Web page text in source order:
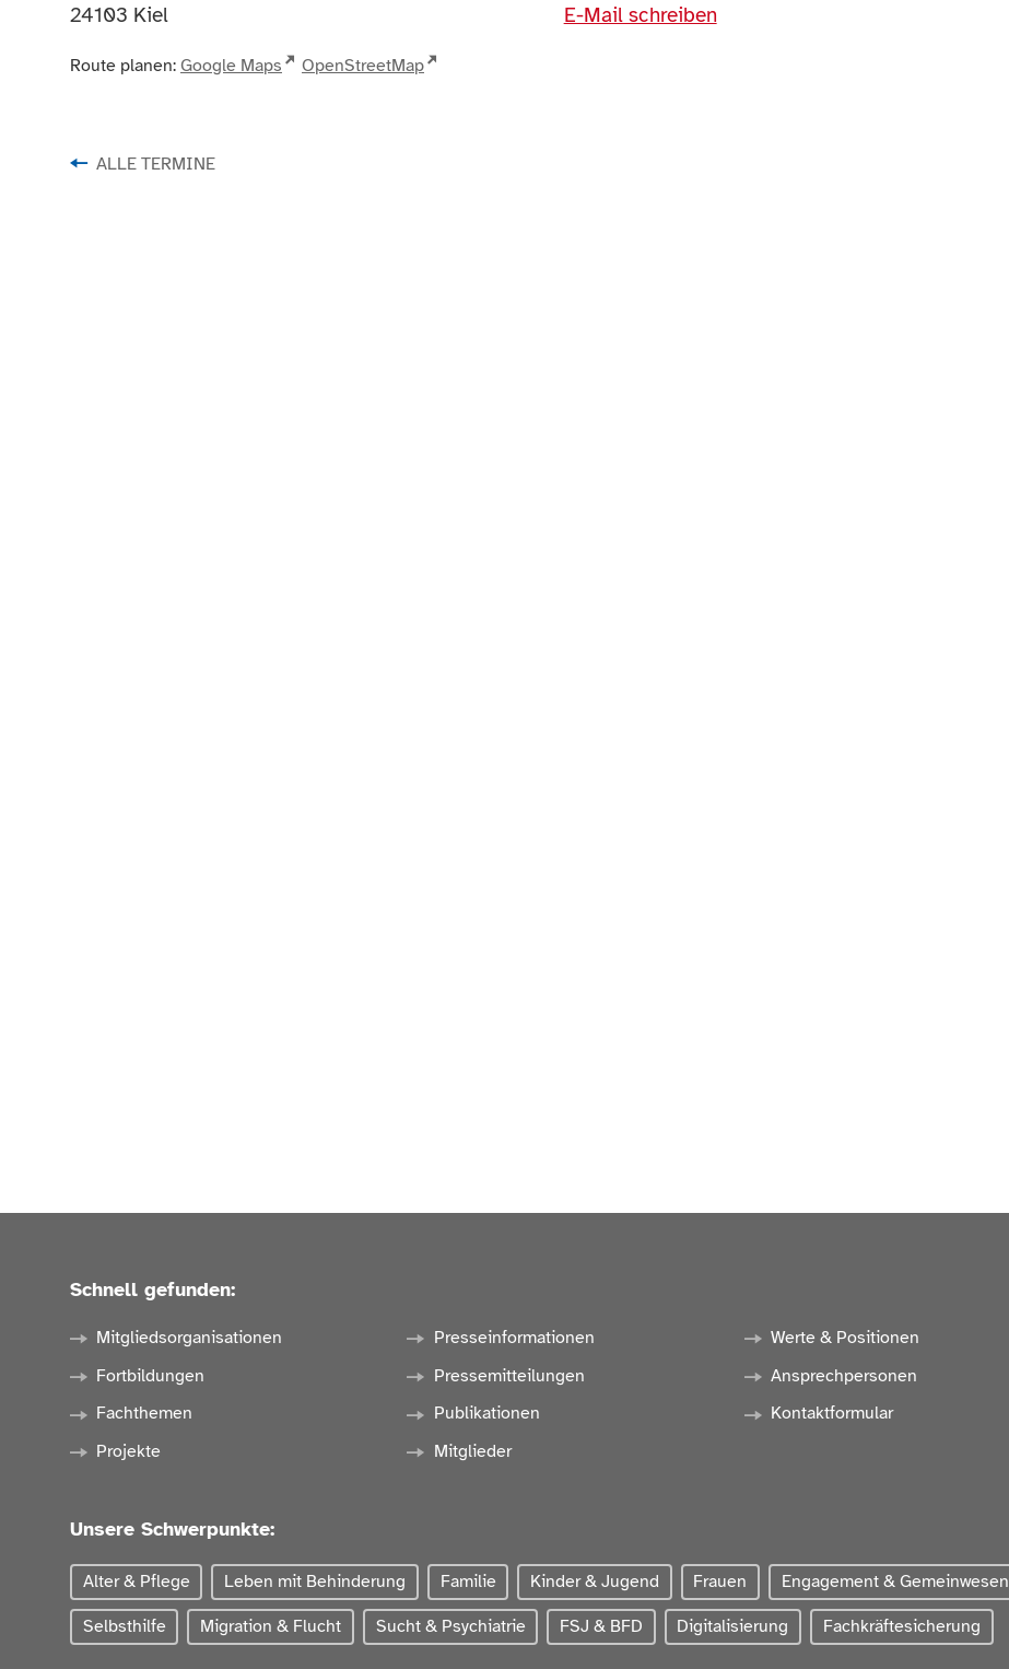
24103 Kiel
Route planen: Google Maps OpenStreetMap
E-Mail schreiben
ALLE TERMINE
Schnell gefunden:
Mitgliedsorganisationen
Fortbildungen
Fachthemen
Projekte
Presseinformationen
Pressemitteilungen
Publikationen
Mitglieder
Werte & Positionen
Ansprechpersonen
Kontaktformular
Unsere Schwerpunkte:
Alter & Pflege Leben mit Behinderung Familie Kinder & Jugend Frauen Engagement & Gemeinwesen
Selbsthilfe Migration & Flucht Sucht & Psychiatrie FSJ & BFD Digitalisierung Fachkräftesicherung